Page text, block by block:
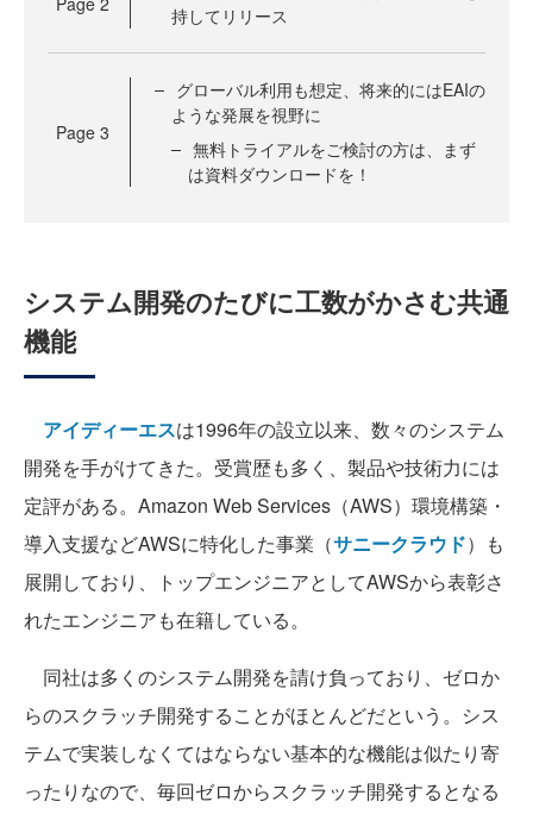
持してリリース
Page 3
グローバル利用も想定、将来的にはEAIの
ような発展を視野に
無料トライアルをご検討の方は、まず
は資料ダウンロードを！
システム開発のたびに工数がかさむ共通
機能
アイディーエスは1996年の設立以来、数々のシステム
開発を手がけてきた。受賞歴も多く、製品や技術力には
定評がある。Amazon Web Services（AWS）環境構築・
導入支援などAWSに特化した事業（サニークラウド）も
展開しており、トップエンジニアとしてAWSから表彰さ
れたエンジニアも在籍している。
同社は多くのシステム開発を請け負っており、ゼロか
らのスクラッチ開発することがほとんどだという。シス
テムで実装しなくてはならない基本的な機能は似たり寄
ったりなので、毎回ゼロからスクラッチ開発するとなる